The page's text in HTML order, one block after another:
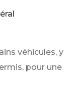
véhicules, y
pour une